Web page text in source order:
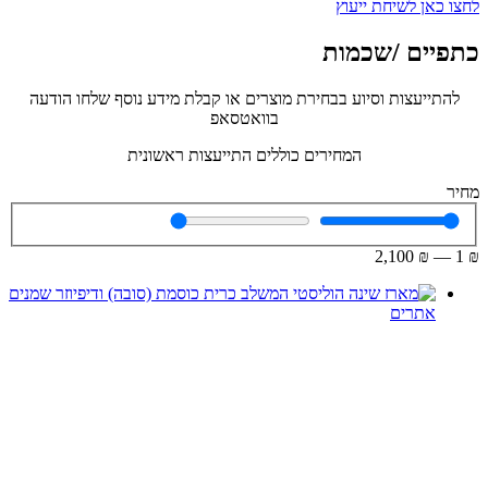
לחצו כאן לשיחת ייעוץ
כתפיים /שכמות
להתייעצות וסיוע בבחירת מוצרים או קבלת מידע נוסף שלחו הודעה
בוואטסאפ
המחירים כוללים התייעצות ראשונית
מחיר
₪
1
—
₪
2,100